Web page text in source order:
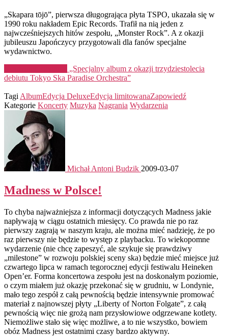
„Skapara tōjō”, pierwsza długogrająca płyta TSPO, ukazała się w
1990 roku nakładem Epic Records. Trafił na nią jeden z
najwcześniejszych hitów zespołu, „Monster Rock”. A z okazji
jubileuszu Japończycy przygotowali dla fanów specjalne
wydawnictwo.
„Specjalny album z okazji trzydziestolecia
debiutu Tokyo Ska Paradise Orchestra”
Tagi AlbumEdycja DeluxeEdycja limitowanaZapowiedź
Kategorie Koncerty Muzyka Nagrania Wydarzenia
Michał Antoni Budzik 2009-03-07
Madness w Polsce!
To chyba najważniejsza z informacji dotyczących Madness jakie
napływają w ciągu ostatnich miesięcy. Co prawda nie po raz
pierwszy zagrają w naszym kraju, ale można mieć nadzieję, że po
raz pierwszy nie będzie to występ z playbacku. To wiekopomne
wydarzenie (nie chcę zapeszyć, ale szykuje się prawdziwy
„milestone” w rozwoju polskiej sceny ska) będzie mieć miejsce już
czwartego lipca w ramach tegorocznej edycji festiwalu Heineken
Open’er. Forma koncertowa zespołu jest na doskonałym poziomie,
o czym miałem już okazję przekonać się w grudniu, w Londynie,
mało tego zespół z całą pewnością będzie intensywnie promować
materiał z najnowszej płyty „Liberty of Norton Folgate”, z całą
pewnością więc nie grożą nam przysłowiowe odgrzewane kotlety.
Niemożliwe stało się więc możliwe, a to nie wszystko, bowiem
obóz Madness jest ostatnimi czasy bardzo aktywny.